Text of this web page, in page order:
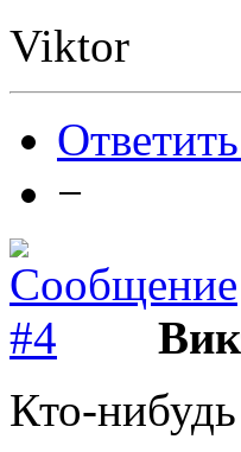
Viktor
−
Кто-